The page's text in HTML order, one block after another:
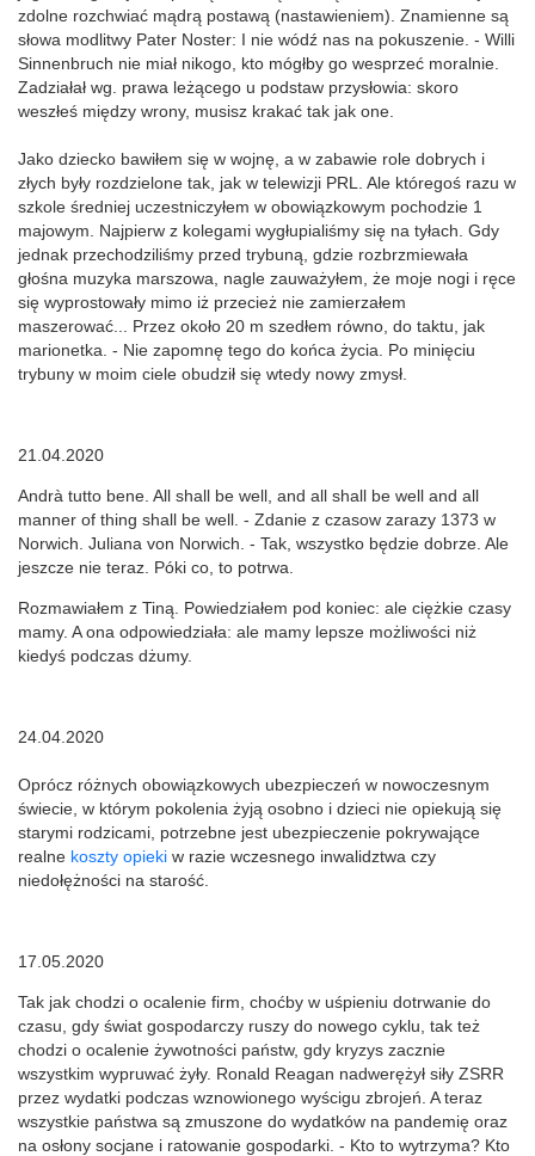
zdolne rozchwiać mądrą postawą (nastawieniem). Znamienne są
słowa modlitwy Pater Noster: I nie wódź nas na pokuszenie. - Willi
Sinnenbruch nie miał nikogo, kto mógłby go wesprzeć moralnie.
Zadziałał wg. prawa leżącego u podstaw przysłowia: skoro
weszłeś między wrony, musisz krakać tak jak one.
Jako dziecko bawiłem się w wojnę, a w zabawie role dobrych i
złych były rozdzielone tak, jak w telewizji PRL. Ale któregoś razu w
szkole średniej uczestniczyłem w obowiązkowym pochodzie 1
majowym. Najpierw z kolegami wygłupialiśmy się na tyłach. Gdy
jednak przechodziliśmy przed trybuną, gdzie rozbrzmiewała
głośna muzyka marszowa, nagle zauważyłem, że moje nogi i ręce
się wyprostowały mimo iż przecież nie zamierzałem
maszerować... Przez około 20 m szedłem równo, do taktu, jak
marionetka. - Nie zapomnę tego do końca życia. Po minięciu
trybuny w moim ciele obudził się wtedy nowy zmysł.
21.04.2020
Andrà tutto bene. All shall be well, and all shall be well and all
manner of thing shall be well. - Zdanie z czasow zarazy 1373 w
Norwich. Juliana von Norwich. - Tak, wszystko będzie dobrze. Ale
jeszcze nie teraz. Póki co, to potrwa.
Rozmawiałem z Tiną. Powiedziałem pod koniec: ale ciężkie czasy
mamy. A ona odpowiedziała: ale mamy lepsze możliwości niż
kiedyś podczas dżumy.
24.04.2020
Oprócz różnych obowiązkowych ubezpieczeń w nowoczesnym
świecie, w którym pokolenia żyją osobno i dzieci nie opiekują się
starymi rodzicami, potrzebne jest ubezpieczenie pokrywające
realne koszty opieki w razie wczesnego inwalidztwa czy
niedołężności na starość.
17.05.2020
Tak jak chodzi o ocalenie firm, choćby w uśpieniu dotrwanie do
czasu, gdy świat gospodarczy ruszy do nowego cyklu, tak też
chodzi o ocalenie żywotności państw, gdy kryzys zacznie
wszystkim wypruwać żyły. Ronald Reagan nadwerężył siły ZSRR
przez wydatki podczas wznowionego wyścigu zbrojeń. A teraz
wszystkie państwa są zmuszone do wydatków na pandemię oraz
na osłony socjane i ratowanie gospodarki. - Kto to wytrzyma? Kto